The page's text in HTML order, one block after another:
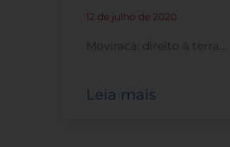
12 de julho de 2020
Moviracá: direito à terra…
Leia mais